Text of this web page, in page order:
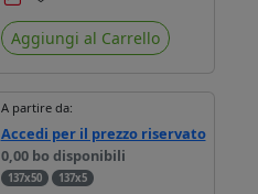
Preferiti
Aggiungi al Carrello
A partire da:
Accedi per il prezzo riservato
0,00 bo disponibili
137x50 137x5